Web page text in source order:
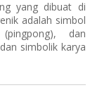
yang dibuat di
adalah simbol
dan
simbolik karya